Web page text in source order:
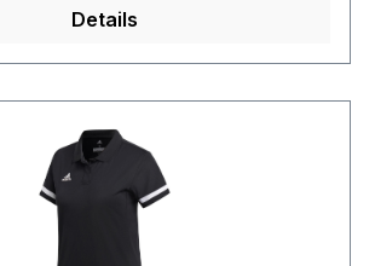
Details